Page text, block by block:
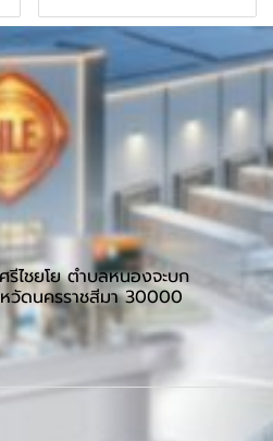
ไชยโย ตำบลหนองจะบก
วัดนครราชสีมา 30000